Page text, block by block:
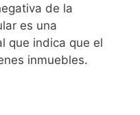
de la
es una
que indica que el
inmuebles.